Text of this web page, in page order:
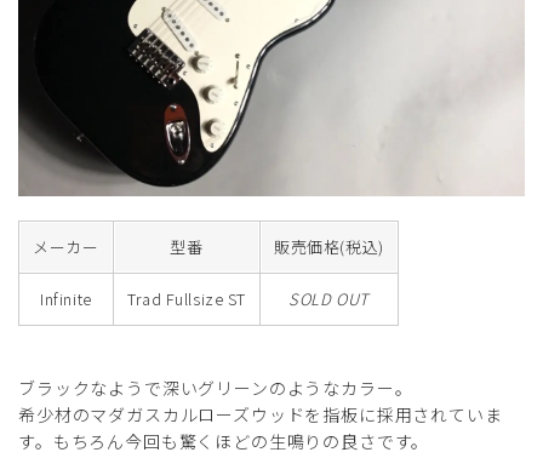
メーカー 型番 販売価格(税込)
Infinite Trad Fullsize ST SOLD OUT
ブラックなようで深いグリーンのようなカラー。
希少材のマダガスカルローズウッドを指板に採用されていま
す。もちろん今回も驚くほどの生鳴りの良さです。